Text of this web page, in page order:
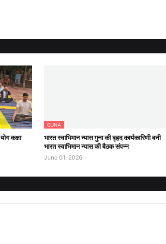
कक्षा
GUNA
भारत स्वाभिमान न्यास गुना की बृहद कार्यकारिणी बनी
भारत स्वाभिमान न्यास की बैठक संपन्न
June 01, 2026